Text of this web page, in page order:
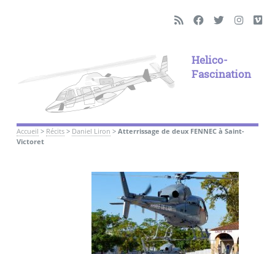
Helico-
Fascination
Accueil > Récits> Daniel Liron > Atterrissage de deux FENNEC à Saint-
Victoret